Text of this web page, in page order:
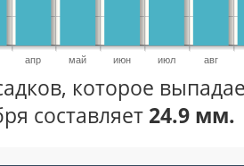
апр май июн июл авг
которое
составляет 24.9 мм.